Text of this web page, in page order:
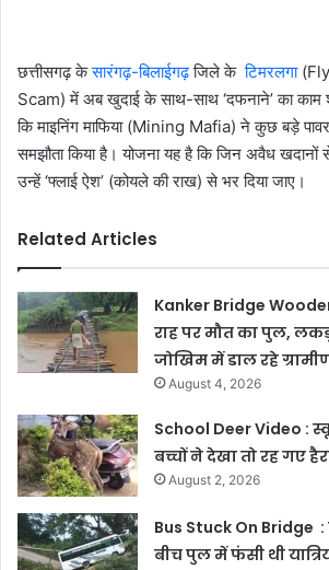
छत्तीसगढ़ केसारंगढ़-बिलाईगढ़जिले केटिमरलगा
Scam) में अब खुदाई के साथ-साथ ‘दफनाने’ का काम
कि माइनिंग माफिया (Mining Mafia) ने कुछ बड़े
समझौता किया है। योजना यह है कि जिन अवैध खदानों
उन्हें ‘फ्लाई ऐश’ (कोयले की राख) से भर दिया जाए।
Related Articles
Kanker Bridge
राह पर मौत का पुल,
जोखिम में डाल रहे
August 4, 2026
School Deer Video :
बच्चों ने देखा तो रह गए
August 2, 2026
Bus Stuck On Bridge :
बीच पुल में फंसी थी